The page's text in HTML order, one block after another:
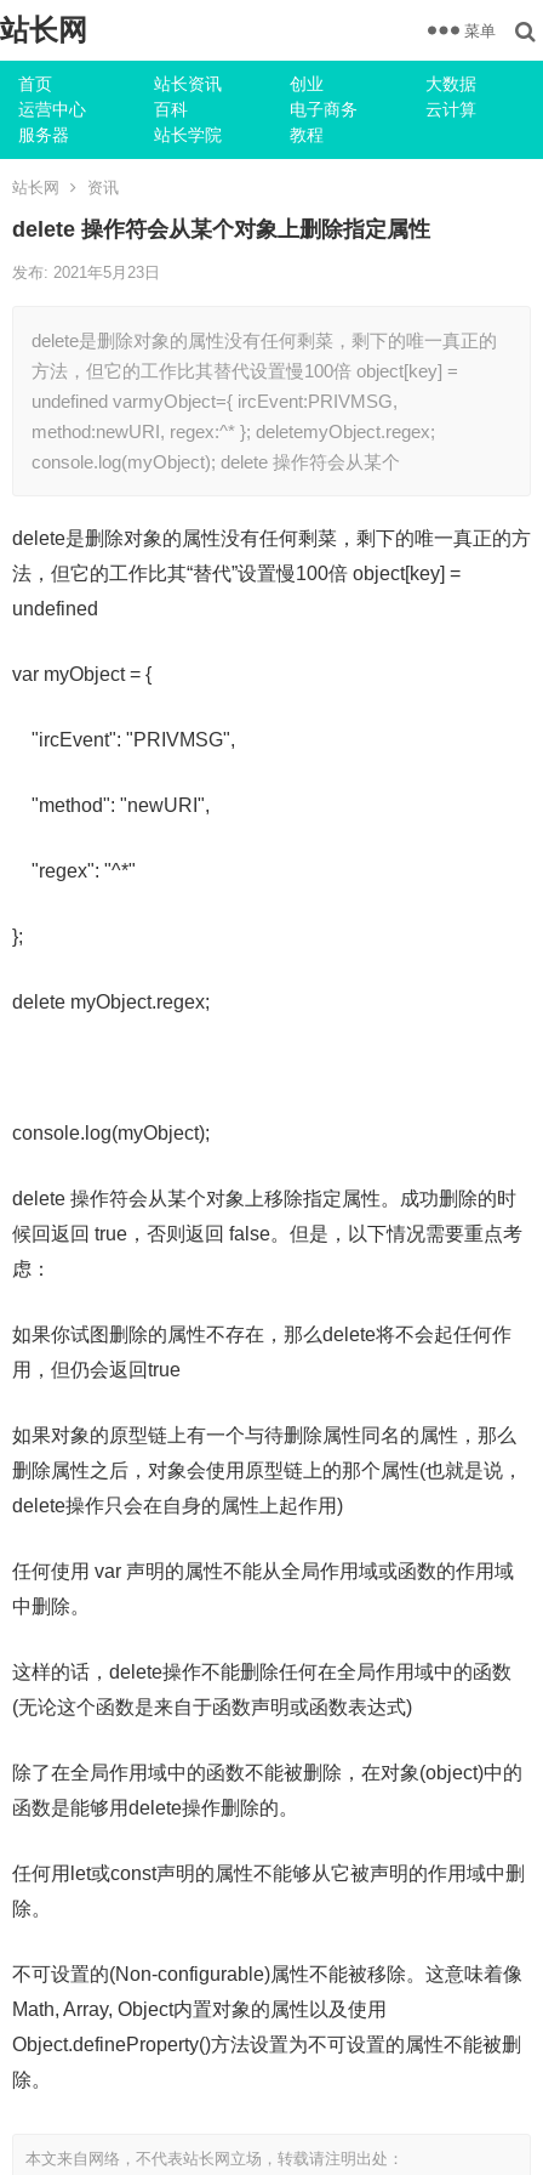
站长网
首页 站长资讯 创业
大数据
运营中心
百科 电子商务
云计算
服务器
站长学院 教程
菜单
站长网 资讯
delete 操作符会从某个对象上删除指定属性
发布: 2021年5月23日
delete是删除对象的属性没有任何剩菜，剩下的唯一真正的
方法，但它的工作比其替代设置慢100倍 object[key] =
undefined varmyObject={ ircEvent:PRIVMSG,
method:newURI, regex:^* }; deletemyObject.regex;
console.log(myObject); delete 操作符会从某个
delete是删除对象的属性没有任何剩菜，剩下的唯一真正的方
法，但它的工作比其“替代”设置慢100倍 object[key] =
undefined
var myObject = {
"ircEvent": "PRIVMSG",
"method": "newURI",
"regex": "^*"
};
delete myObject.regex;
console.log(myObject);
delete 操作符会从某个对象上移除指定属性。成功删除的时
候回返回 true，否则返回 false。但是，以下情况需要重点考
虑：
如果你试图删除的属性不存在，那么delete将不会起任何作
用，但仍会返回true
如果对象的原型链上有一个与待删除属性同名的属性，那么
删除属性之后，对象会使用原型链上的那个属性(也就是说，
delete操作只会在自身的属性上起作用)
任何使用 var 声明的属性不能从全局作用域或函数的作用域
中删除。
这样的话，delete操作不能删除任何在全局作用域中的函数
(无论这个函数是来自于函数声明或函数表达式)
除了在全局作用域中的函数不能被删除，在对象(object)中的
函数是能够用delete操作删除的。
任何用let或const声明的属性不能够从它被声明的作用域中删
除。
不可设置的(Non-configurable)属性不能被移除。这意味着像
Math, Array, Object内置对象的属性以及使用
Object.defineProperty()方法设置为不可设置的属性不能被删
除。
本文来自网络，不代表站长网立场，转载请注明出处：